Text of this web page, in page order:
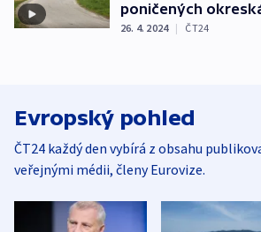
poničených
26. 4. 2024 | ČT24
Evropský pohled
ČT24 každý den vybírá z obsahu
veřejnými médii, členy Eurovize.